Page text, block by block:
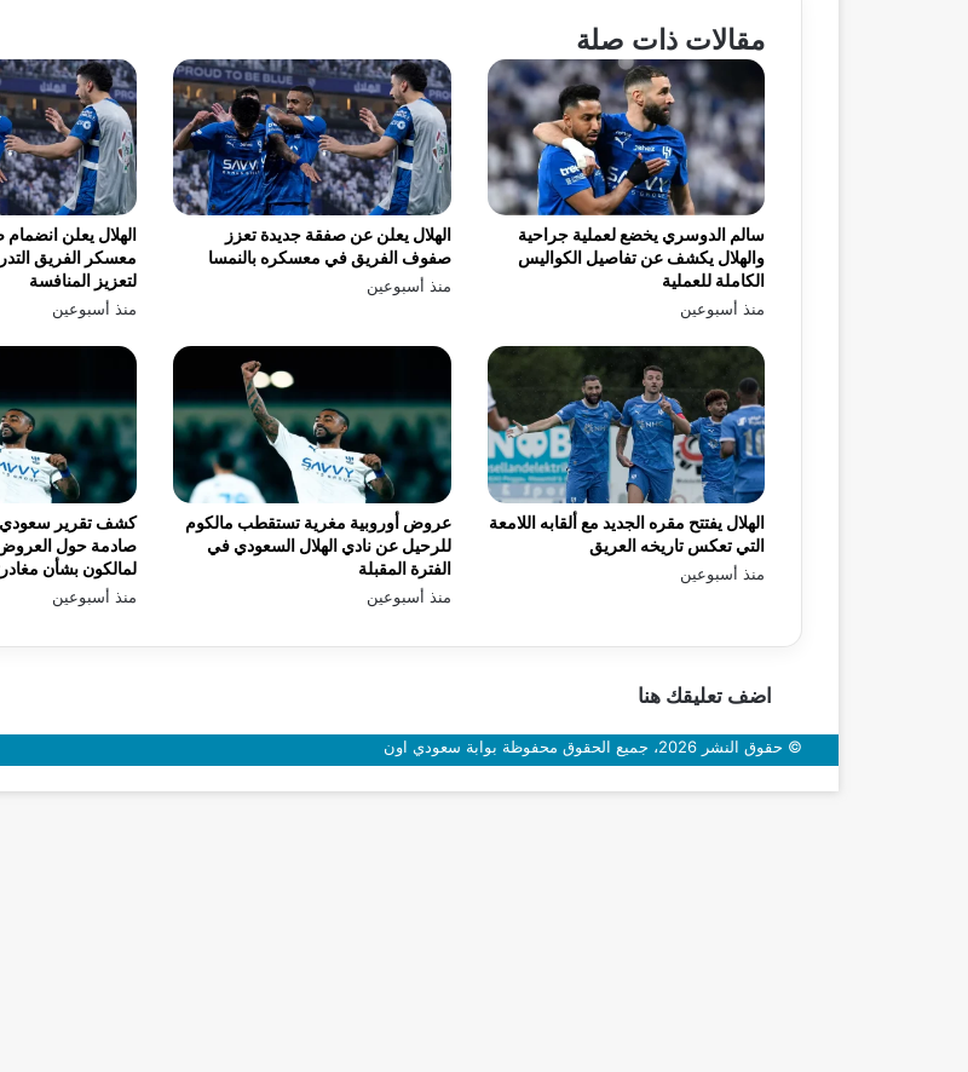
مقالات ذات صلة
الهلال يعلن
معسكر الفريق
لتعزيز المنافسة
منذ أسبوعين
الهلال يعلن عن صفقة جديدة تعزز
صفوف الفريق في معسكره بالنمسا
منذ أسبوعين
سالم الدوسري يخضع لعملية جراحية
والهلال يكشف عن تفاصيل الكواليس
الكاملة للعملية
منذ أسبوعين
كشف تقرير
صادمة حول العروض
لمالكون بشأن
منذ أسبوعين
عروض أوروبية مغرية تستقطب مالكوم
للرحيل عن نادي الهلال السعودي في
الفترة المقبلة
منذ أسبوعين
الهلال يفتتح مقره الجديد مع ألقابه اللامعة
التي تعكس تاريخه العريق
منذ أسبوعين
اضف تعليقك هنا
© حقوق النشر 2026، جميع الحقوق محفوظة بوابة سعودي اون